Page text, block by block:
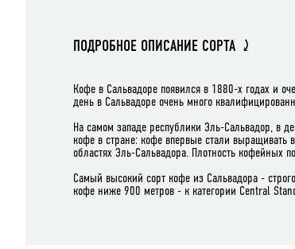
ПОДРОБНОЕ ОПИСАНИЕ СОРТА ⤸
Кофе в Сальвадоре появился в 1880-х годах и
день в Сальвадоре очень много
На самом западе республики Эль-Сальвадор, в
кофе в стране: кофе впервые стали выращивать
областях Эль-Сальвадора. Плотность кофейных
Самый высокий сорт кофе из Сальвадора -
кофе ниже 900 метров - к категории Central